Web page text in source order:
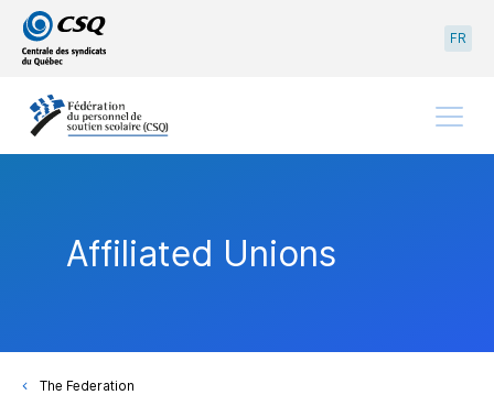
Go
to
main
Go
to
content
FR
Affiliated Unions
The Federation